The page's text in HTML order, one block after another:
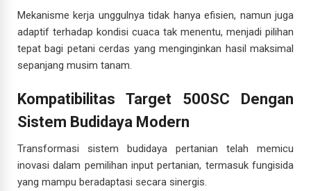
Mekanisme kerja unggulnya tidak hanya efisien, namun juga
adaptif terhadap kondisi cuaca tak menentu, menjadi pilihan
tepat bagi petani cerdas yang menginginkan hasil maksimal
sepanjang musim tanam.
Kompatibilitas Target 500SC Dengan
Sistem Budidaya Modern
Transformasi sistem budidaya pertanian telah memicu
inovasi dalam pemilihan input pertanian, termasuk fungisida
yang mampu beradaptasi secara sinergis.